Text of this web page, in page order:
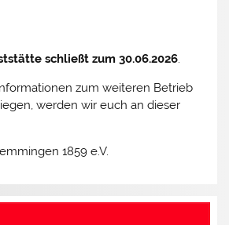
schließt zum 30.06.2026.
zum weiteren Betrieb
werden wir euch an dieser
1859 e.V.